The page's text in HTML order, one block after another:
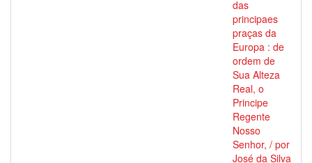
das
principaes
praças da
Europa : de
ordem de
Sua Alteza
Real, o
Principe
Regente
Nosso
Senhor, / por
José da Silva